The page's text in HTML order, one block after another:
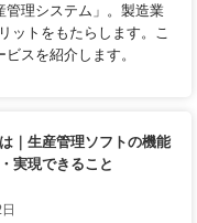
管理システム」。製造業
ットをもたらします。こ
スを紹介します。
｜生産管理ソフトの機能
実現できること